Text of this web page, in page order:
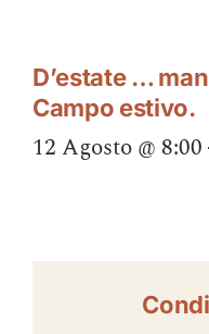
D’estate …
Campo estivo.
12 Agosto @ 8:00